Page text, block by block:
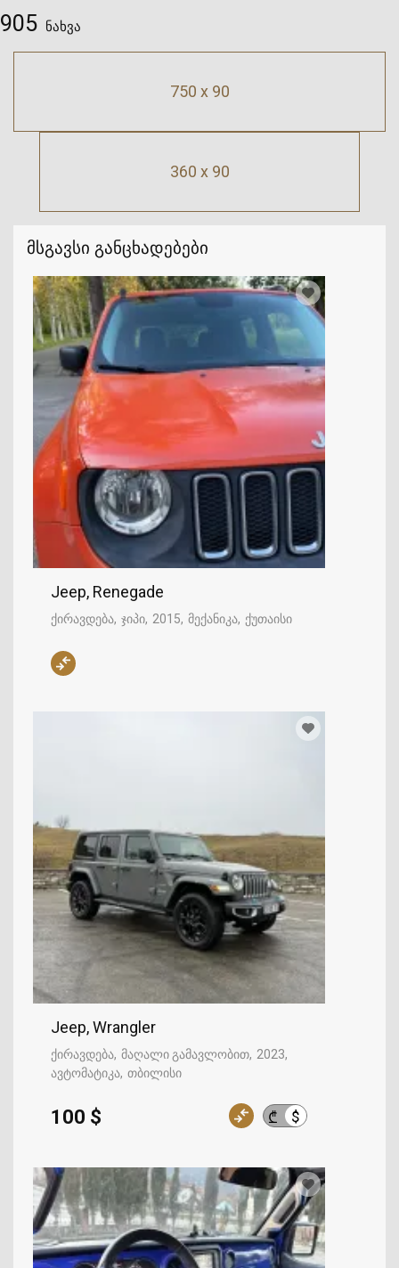
360 x 90
მსგავსი განცხადებები
Jeep, Renegade
ქირავდება ჯიპი 2015 მექანიკა ქუთაისი
Jeep, Wrangler
ქირავდება მაღალი გამავლობით 2023
ავტომატიკა თბილისი
₾ $
100 $
905 ნახვა
750 x 90